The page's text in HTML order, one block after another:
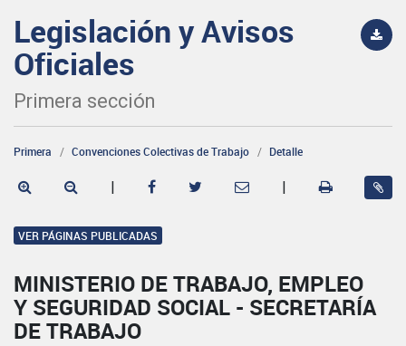
Legislación y Avisos
Oficiales
Primera sección
Primera Convenciones Colectivas de Trabajo Detalle
| |
VER PÁGINAS PUBLICADAS
MINISTERIO DE TRABAJO, EMPLEO
Y SEGURIDAD SOCIAL - SECRETARÍA
DE TRABAJO